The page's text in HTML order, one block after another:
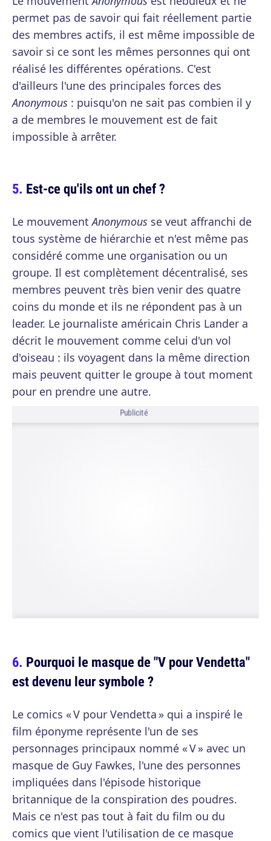
permet pas de savoir qui fait réellement partie
des membres actifs, il est même impossible de
savoir si ce sont les mêmes personnes qui ont
réalisé les différentes opérations. C'est
d'ailleurs l'une des principales forces des
Anonymous : puisqu'on ne sait pas combien il y
a de membres le mouvement est de fait
impossible à arrêter.
Est-ce qu'ils ont un chef ?
Le mouvementAnonymous se veut affranchi de
tous système de hiérarchie et n'est même pas
considéré comme une organisation ou un
groupe. Il est complètement décentralisé, ses
membres peuvent très bien venir des quatre
coins du monde et ils ne répondent pas à un
leader. Le journaliste américain Chris Lander a
décrit le mouvement comme celui d'un vol
d'oiseau : ils voyagent dans la même direction
mais peuvent quitter le groupe à tout moment
pour en prendre une autre.
Publicité
Pourquoi le masque de "V pour Vendetta"
est devenu leur symbole ?
Le comics « V pour Vendetta » qui a inspiré le
film éponyme représente l'un de ses
personnages principaux nommé « V » avec un
masque de Guy Fawkes, l'une des personnes
impliquées dans l'épisode historique
britannique de la conspiration des poudres.
Mais ce n'est pas tout à fait du film ou du
comics que vient l'utilisation de ce masque